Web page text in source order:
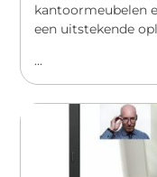
kantoormeubelen
een uitstekende
...